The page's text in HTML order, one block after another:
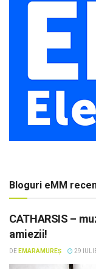
Bloguri eMM
CATHARSIS –
amiezii!
DE EMARAMUREȘ 29